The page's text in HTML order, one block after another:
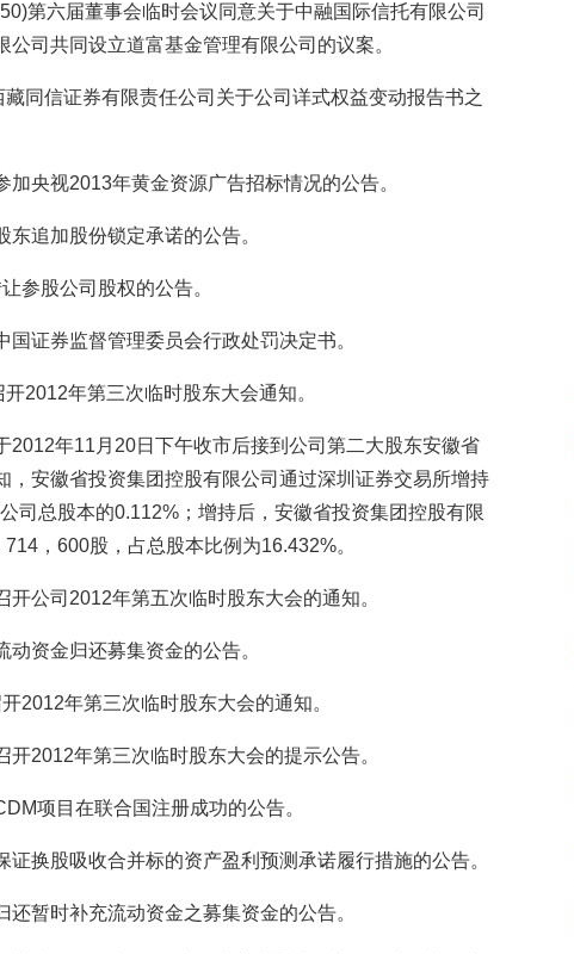
第六届董事会临时会议同意关于中融国际信托有限公司
司共同设立道富基金管理有限公司的议案。
同信证券有限责任公司关于公司详式权益变动报告书之
加央视2013年黄金资源广告招标情况的公告。
追加股份锁定承诺的公告。
参股公司股权的公告。
国证券监督管理委员会行政处罚决定书。
2012年第三次临时股东大会通知。
2012年11月20日下午收市后接到公司第二大股东安徽省
，安徽省投资集团控股有限公司通过深圳证券交易所增持
司总股本的0.112%；增持后，安徽省投资集团控股有限
，600股，占总股本比例为16.432%。
开公司2012年第五次临时股东大会的通知。
资金归还募集资金的公告。
2012年第三次临时股东大会的通知。
开2012年第三次临时股东大会的提示公告。
项目在联合国注册成功的公告。
证换股吸收合并标的资产盈利预测承诺履行措施的公告。
还暂时补充流动资金之募集资金的公告。